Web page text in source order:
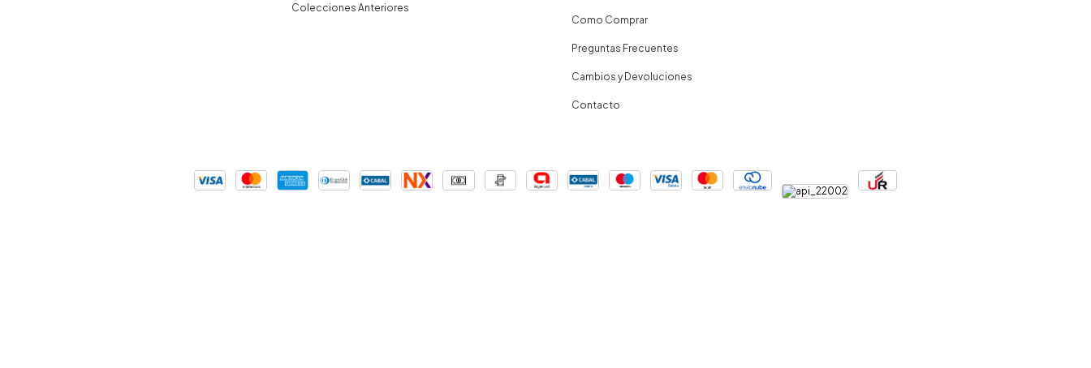
Colecciones Anteriores
Como Comprar
Preguntas Frecuentes
Cambios y Devoluciones
Contacto